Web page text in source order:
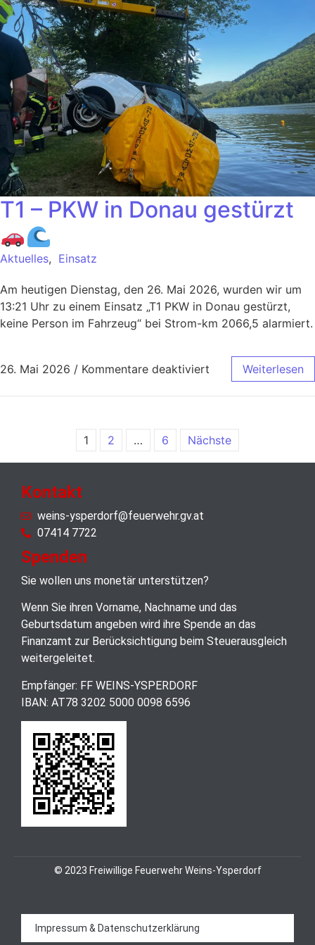
T1 – PKW in Donau gestürzt
Aktuelles, Einsatz
Am heutigen Dienstag, den 26. Mai 2026, wurden wir um
13:21 Uhr zu einem Einsatz „T1 PKW in Donau gestürzt,
keine Person im Fahrzeug“ bei Strom-km 2066,5 alarmiert.
26. Mai 2026 / Kommentare deaktiviert Weiterlesen
1 2 … 6 Nächste
Kontakt
weins-ysperdorf@feuerwehr.gv.at
07414 7722
Spenden
Sie wollen uns monetär unterstützen?
Wenn Sie ihren Vorname, Nachname und das
Geburtsdatum angeben wird ihre Spende an das
Finanzamt zur Berücksichtigung beim Steuerausgleich
weitergeleitet.
Empfänger: FF WEINS-YSPERDORF
IBAN: AT78 3202 5000 0098 6596
© 2023 Freiwillige Feuerwehr Weins-Ysperdorf
Impressum & Datenschutzerklärung